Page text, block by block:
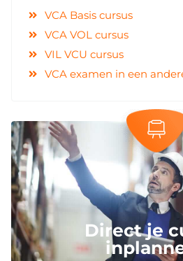
VCA Basis cursus
VCA VOL cursus
VIL VCU cursus
VCA examen in een
Direct je